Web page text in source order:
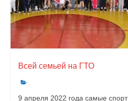
Всей семьей на ГТО
9 апреля 2022 года самые